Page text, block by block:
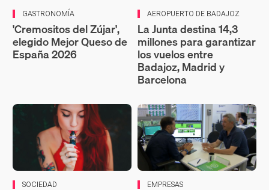
GASTRONOMÍA
'Cremositos del Zújar',
elegido Mejor Queso de
España 2026
AEROPUERTO DE BADAJOZ
La Junta destina 14,3
millones para garantizar
los vuelos entre
Badajoz, Madrid y
Barcelona
SOCIEDAD EMPRESAS